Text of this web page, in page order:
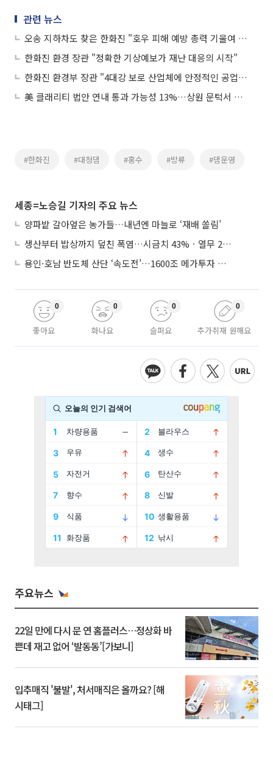
관련 뉴스
오송 지하차도 찾은 한화진 "호우 피해 예방 총력 기울여 달라"
한화진 환경 장관 "정확한 기상예보가 재난 대응의 시작"
한화진 환경부 장관 "4대강 보로 산업체에 안정적인 공업용수 공급"
美 클래리티 법안 연내 통과 가능성 13%…상원 문턱서 제동
#한화진 #대청댐 #홍수 #방류 #댐운영
세종=노승길 기자의 주요 뉴스
양파밭 갈아엎은 농가들…내년엔 마늘로 ‘재배 쏠림’
생산부터 밥상까지 덮친 폭염…시금치 43%ㆍ열무 28% 급등
용인·호남 반도체 산단 ‘속도전’…1600조 메가투자 이행 총력
좋아요
0
화나요
0
슬퍼요
0
추가취재 원해요
0
주요뉴스
22일 만에 다시 문 연 홈플러스…정상화 바
쁜데 재고 없어 ‘발동동’[가보니]
입추매직 '불발', 처서매직은 올까요? [해
시태그]